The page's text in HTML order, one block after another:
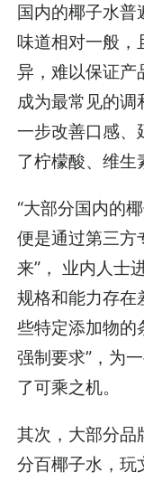
国内的椰子水普
味道相对一般，
异，难以保证产
成为最常见的调
一步改善口感、
了柠檬酸、维生
“大部分国内的
便是通过第三方
来”， 业内人士
规格和能力存在
些特定添加物的
强制要求”，为
了可乘之机。
其次，大部分品
分百椰子水，玩